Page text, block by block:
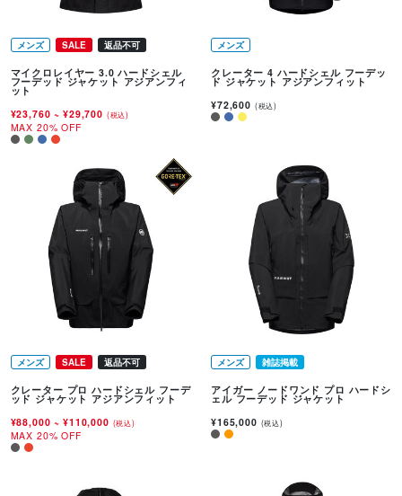
メンズ SALE 返品不可
マイクロレイヤー 3.0 ハードシェル
フーデッド ジャケット アジアンフィ
ット
¥23,760~ ¥29,700 (税込)
MAX 20% OFF
メンズ
クレーター 4 ハードシェル フーデッ
ド ジャケット アジアンフィット
¥72,600 (税込)
メンズ SALE 返品不可
クレーター プロ ハードシェル フーデ
ッド ジャケット アジアンフィット
¥88,000~ ¥110,000 (税込)
MAX 20% OFF
メンズ 雑誌掲載
アイガー ノードワンド プロ ハードシ
ェル フーデッド ジャケット
¥165,000 (税込)